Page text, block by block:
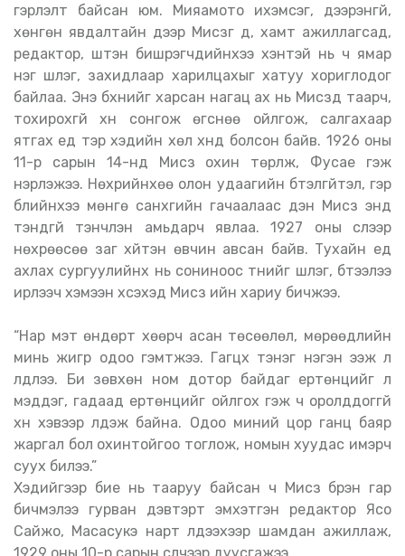
гэрлэлт байсан юм. Мияамото ихэмсэг, дээрэнгүй,
хөнгөн явдалтайн дээр Мисүзүг дүү, хамт ажиллагсад,
редактор, шүтэн бишрэгчдийнхээ хэнтэй нь ч ямар
нэг шүлэг, захидлаар харилцахыг хатуу хориглодог
байлаа. Энэ бүхнийг харсан нагац ах нь Мисүзүд таарч,
тохирохгүй хүн сонгож өгснөө ойлгож, салгахаар
ятгах үед тэр хэдийн хөл хүнд болсон байв. 1926 оны
11-р сарын 14-нд Мисүзү охин төрүүлж, Фусае гэж
нэрлэжээ. Нөхрийнхөө олон удаагийн бүтэлгүйтэл, гэр
бүлийнхээ мөнгө санхүүгийн гачаалаас үүдэн Мисүзү энд
тэндгүй тэнүүчлэн амьдарч явлаа. 1927 оны сүүлээр
нөхрөөсөө заг хүйтэн өвчин авсан байв. Тухайн үед
ахлах сургуулийнх нь сониноос түүнийг шүлэг, бүтээлээ
ирүүлээч хэмээн хүсэхэд Мисүзү ийн хариу бичжээ.
“Нар мэт өндөрт хөөрч асан төсөөлөл, мөрөөдлийн
минь жигүүр одоо гэмтжээ. Гагцхүү тэнэг нэгэн ээж л
үлдлээ. Би зөвхөн ном дотор байдаг ертөнцийг л
мэддэг, гадаад ертөнцийг ойлгох гэж ч оролддоггүй
хүн хэвээр үлдэж байна. Одоо миний цор ганц баяр
жаргал бол охинтойгоо тоглож, номын хуудас имэрч
суух билээ.”
Хэдийгээр бие нь тааруу байсан ч Мисүзү бүрэн гар
бичмэлээ гурван дэвтэрт эмхэтгэн редактор Ясо
Сайжо, Масасукэ нарт үлдээхээр шамдан ажиллаж,